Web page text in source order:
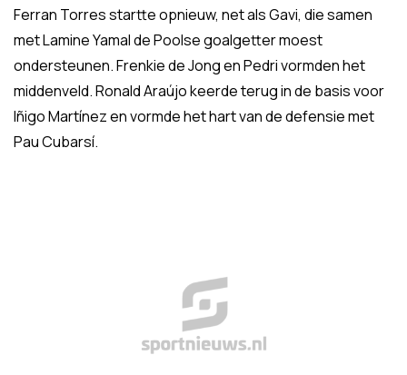
Ferran Torres startte opnieuw, net als Gavi, die samen
met Lamine Yamal de Poolse goalgetter moest
ondersteunen. Frenkie de Jong en Pedri vormden het
middenveld. Ronald Araújo keerde terug in de basis voor
Iñigo Martínez en vormde het hart van de defensie met
Pau Cubarsí.